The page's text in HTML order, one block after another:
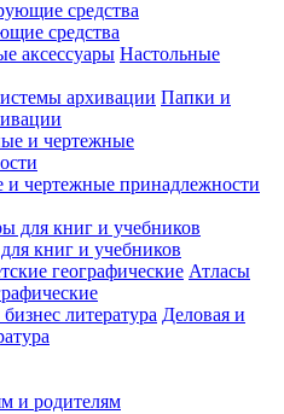
средства
Настольные
Папки и
чертежные принадлежности
книг и учебников
Атласы
Деловая и
и родителям